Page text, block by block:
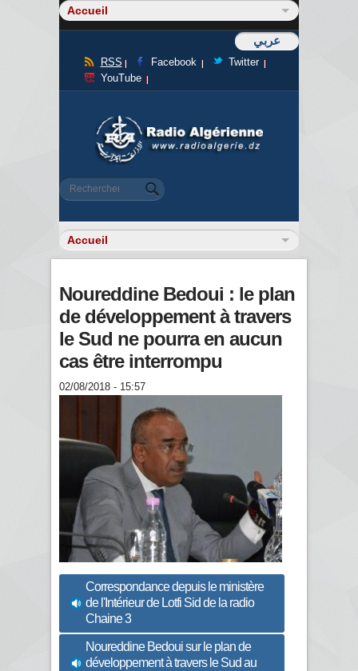
عربي
RSS Facebook
Twitter
YouTube
Formulaire de recherche
Rechercher
Noureddine Bedoui : le plan
de développement à travers
le Sud ne pourra en aucun
cas être interrompu
02/08/2018 - 15:57
Correspondance depuis le ministère
de l'Intérieur de Lotfi Sid de la radio
Chaine 3
Noureddine Bedoui sur le plan de
développement à travers le Sud au